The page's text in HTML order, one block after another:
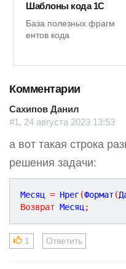
Шаблоны кода 1С
База полезных фрагм
ентов кода
Комментарии
Сахипов Данил
#1, 24 августа 2023 13:53
а вот такая строка
решения задачи:
Месяц = Нрег (Формат (
Возврат Месяц ;
1 Ответить